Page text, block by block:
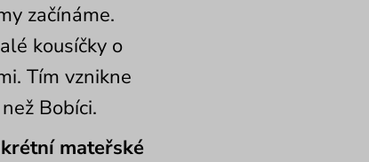
začínáme.
kousíčky o
Tím vznikne
Bobíci.
mateřské